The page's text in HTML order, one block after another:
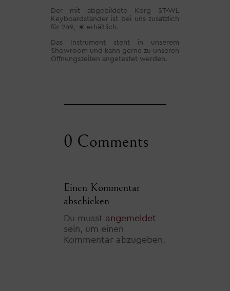
Der mit abgebildete Korg ST-WL
Keyboardständer ist bei uns zusätzlich
für 249,- € erhältlich.
Das Instrument steht in unserem
Showroom und kann gerne zu unseren
Öffnungszeiten angetestet werden.
0 Comments
Einen Kommentar
abschicken
Du musst angemeldet
sein, um einen
Kommentar abzugeben.